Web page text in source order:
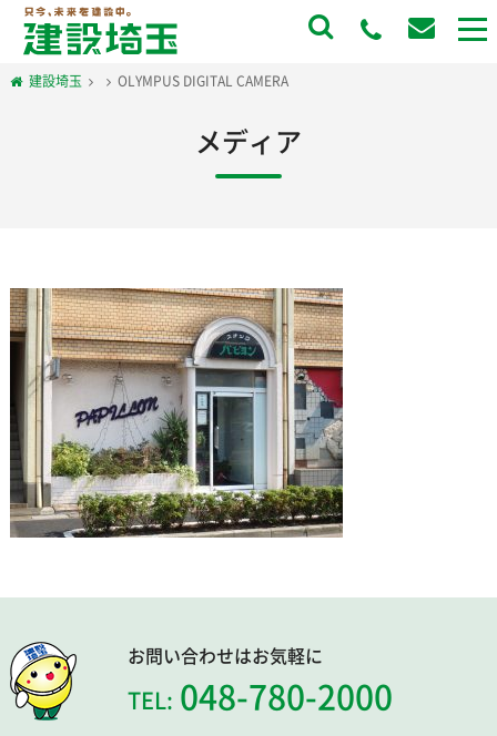
建設埼玉 OLYMPUS DIGITAL CAMERA
メディア
お問い合わせはお気軽に
TEL: 048-780-2000